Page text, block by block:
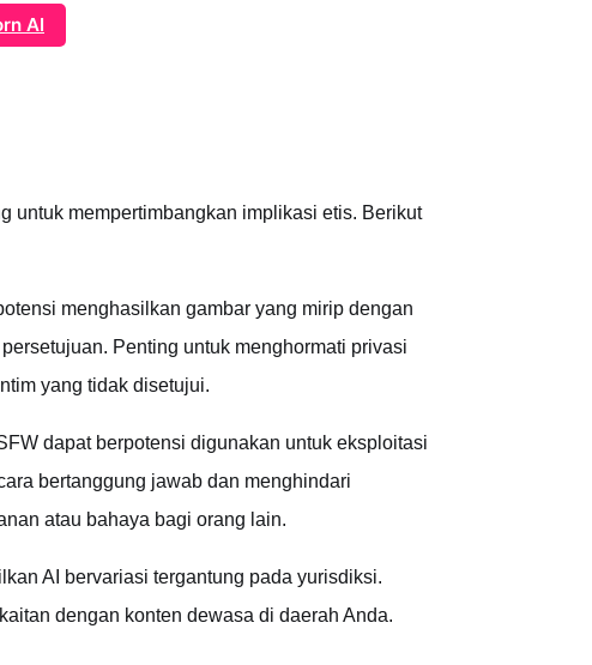
AI
untuk mempertimbangkan implikasi etis. Berikut
menghasilkan gambar yang mirip dengan
Penting untuk menghormati privasi
yang tidak disetujui.
dapat berpotensi digunakan untuk eksploitasi
bertanggung jawab dan menghindari
atau bahaya bagi orang lain.
AI bervariasi tergantung pada yurisdiksi.
dengan konten dewasa di daerah Anda.